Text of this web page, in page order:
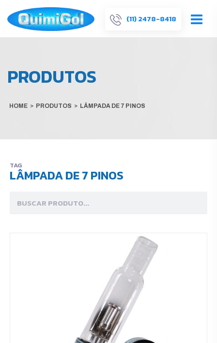
(11) 2478-8418
PRODUTOS
HOME > PRODUTOS > LÂMPADA DE 7 PINOS
TAG
LÂMPADA DE 7 PINOS